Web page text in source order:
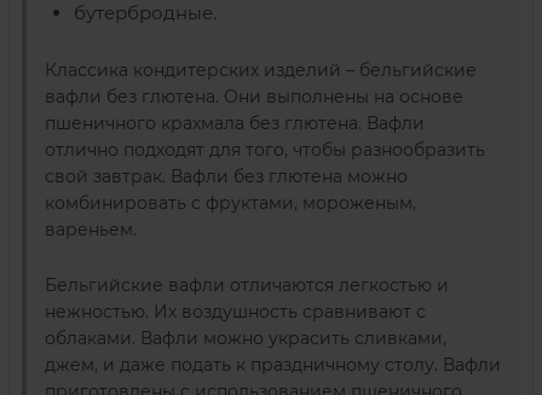
бутербродные.
Классика кондитерских изделий – бельгийские
вафли без глютена. Они выполнены на основе
пшеничного крахмала без глютена. Вафли
отлично подходят для того, чтобы разнообразить
свой завтрак. Вафли без глютена можно
комбинировать с фруктами, мороженым,
вареньем.
Бельгийские вафли отличаются легкостью и
нежностью. Их воздушность сравнивают с
облаками. Вафли можно украсить сливками,
джем, и даже подать к праздничному столу. Вафли